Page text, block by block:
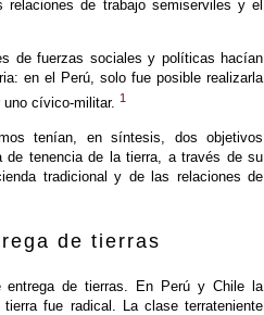
de trabajo semiserviles y el
de fuerzas sociales y políticas hacían
en el Perú, solo fue posible realizarla
cívico-militar. 1
tenían, en síntesis, dos objetivos
de tenencia de la tierra, a través de su
tradicional y de las relaciones de
de tierras
entrega de tierras. En Perú y Chile la
fue radical. La clase terrateniente